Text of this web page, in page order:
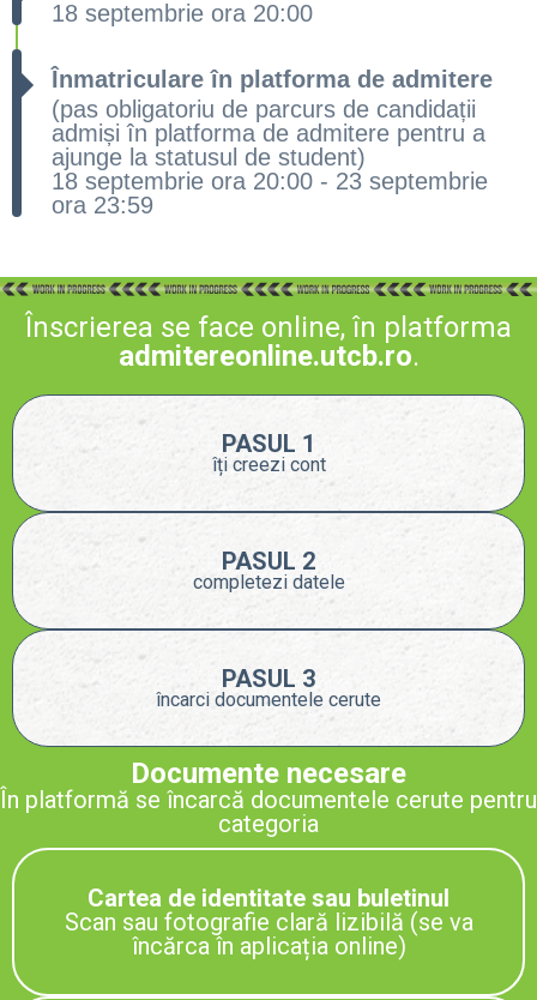
18 septembrie ora 20:00
Înmatriculare în platforma de admitere
(pas obligatoriu de parcurs de candidații
admiși în platforma de admitere pentru a
ajunge la statusul de student)
18 septembrie ora 20:00 - 23 septembrie
ora 23:59
Înscrierea se face online, în platforma
admitereonline.utcb.ro.
PASUL 1
îți creezi cont
PASUL 2
completezi datele
PASUL 3
încarci documentele cerute
Documente necesare
În platformă se încarcă documentele cerute pentru
categoria
Cartea de identitate sau buletinul
Scan sau fotografie clară lizibilă (se va
încărca în aplicația online)